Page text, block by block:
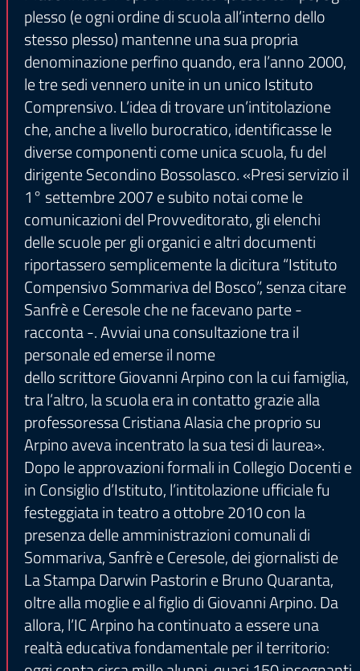
plesso (e ogni ordine di scuola all’interno dello
stesso plesso) mantenne una sua propria
denominazione perfino quando, era l’anno 2000,
le tre sedi vennero unite in un unico Istituto
Comprensivo. L’idea di trovare un’intitolazione
che, anche a livello burocratico, identificasse le
diverse componenti come unica scuola, fu del
dirigente Secondino Bossolasco. «Presi servizio il
1° settembre 2007 e subito notai come le
comunicazioni del Provveditorato, gli elenchi
delle scuole per gli organici e altri documenti
riportassero semplicemente la dicitura “Istituto
Compensivo Sommariva del Bosco”, senza citare
Sanfrè e Ceresole che ne facevano parte -
racconta -. Avviai una consultazione tra il
personale ed emerse il nome
dello scrittore Giovanni Arpino con la cui famiglia,
tra l’altro, la scuola era in contatto grazie alla
professoressa Cristiana Alasia che proprio su
Arpino aveva incentrato la sua tesi di laurea».
Dopo le approvazioni formali in Collegio Docenti e
in Consiglio d’Istituto, l’intitolazione ufficiale fu
festeggiata in teatro a ottobre 2010 con la
presenza delle amministrazioni comunali di
Sommariva, Sanfrè e Ceresole, dei giornalisti de
La Stampa Darwin Pastorin e Bruno Quaranta,
oltre alla moglie e al figlio di Giovanni Arpino. Da
allora, l’IC Arpino ha continuato a essere una
realtà educativa fondamentale per il territorio: